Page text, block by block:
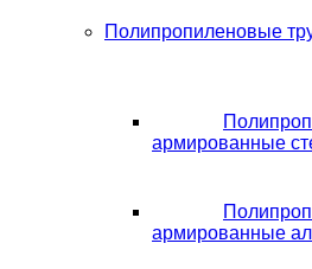
Полипропиленовые
армированные
армированные